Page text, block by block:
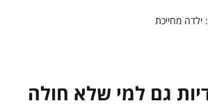
גם למי שלא חולה